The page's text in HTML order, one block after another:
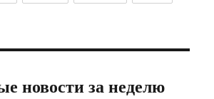
новости за неделю